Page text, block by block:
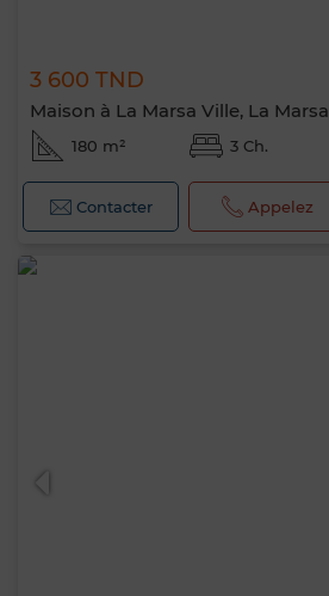
3 600 TND
Maison à La Marsa Ville, La Marsa
180 m² 3 Ch.
Contacter Appelez